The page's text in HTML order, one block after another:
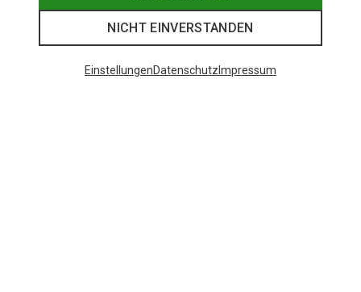
NICHT EINVERSTANDEN
EinstellungenDatenschutz Impressum